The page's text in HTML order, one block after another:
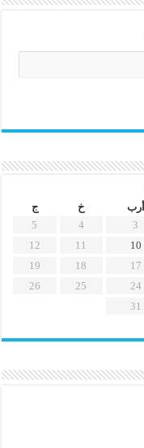
أرب خ
ج
3
4
5
10
11
12
17
18
19
24
25
26
31